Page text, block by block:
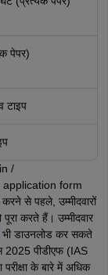
पेपर)
टाइप
/
form
से पहले, उम्मीदवारों
करते हैं। उम्मीदवार
डाउनलोड कर सकते
2025 पीडीएफ (IAS
के बारे में अधिक